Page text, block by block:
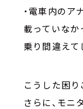
・電車内のア
載っていな
乗り間違えて
こうした困り
さらに、モニ